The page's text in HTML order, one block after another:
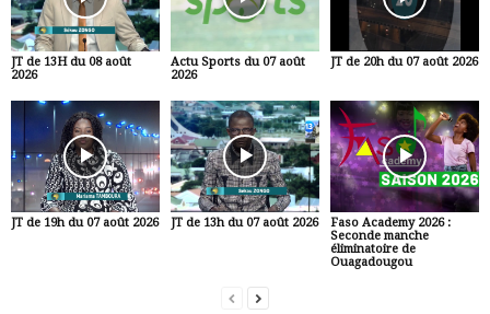
JT de 13H du 08 août
2026
Actu Sports du 07 août
2026
JT de 20h du 07 août 2026
JT de 19h du 07 août 2026 JT de 13h du 07 août 2026
Faso Academy 2026 :
Seconde manche
éliminatoire de
Ouagadougou